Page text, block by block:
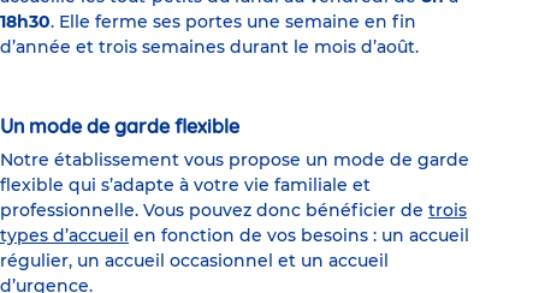
18h30. Elle ferme ses portes une semaine en fin
d’année et trois semaines durant le mois d’août.
Un mode de garde flexible
Notre établissement vous propose un mode de garde
flexible qui s’adapte à votre vie familiale et
professionnelle. Vous pouvez donc bénéficier de trois
types d’accueil en fonction de vos besoins : un accueil
régulier, un accueil occasionnel et un accueil
d’urgence.